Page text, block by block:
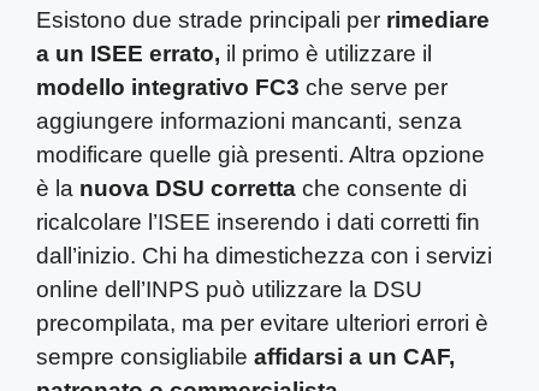
Esistono due strade principali per rimediare
a un ISEE errato, il primo è utilizzare il
modello integrativo FC3 che serve per
aggiungere informazioni mancanti, senza
modificare quelle già presenti. Altra opzione
è la nuova DSU corretta che consente di
ricalcolare l’ISEE inserendo i dati corretti fin
dall’inizio. Chi ha dimestichezza con i servizi
online dell’INPS può utilizzare la DSU
precompilata, ma per evitare ulteriori errori è
sempre consigliabile affidarsi a un CAF,